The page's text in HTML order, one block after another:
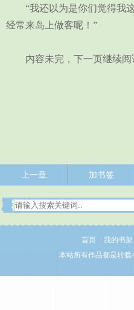
“我还以为是你们觉得我这
经常来岛上做客呢！”
内容未完，下一页继续阅
上一章 加书签
首页 我的书架
本站所有作品都是转载